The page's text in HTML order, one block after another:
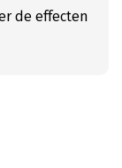
de effecten